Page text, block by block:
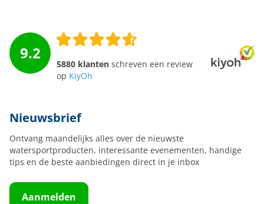
9.2
5880 klanten schreven een review
op KiyOh
Nieuwsbrief
Ontvang maandelijks alles over de nieuwste
watersportproducten, interessante evenementen, handige
tips en de beste aanbiedingen direct in je inbox
Aanmelden